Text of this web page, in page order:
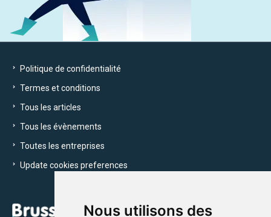
Nous utilisons des
Politique de confidentialité
Termes et conditions
Tous les articles
Tous les évènements
Toutes les entreprises
Update cookies preferences